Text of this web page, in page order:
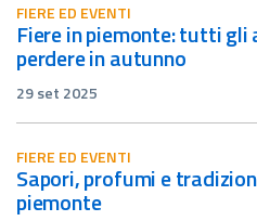
FIERE ED EVENTI
fiere in piemonte: tutti gli appuntamenti da non
perdere in autunno
29 set 2025
FIERE ED EVENTI
sapori, profumi e tradizioni: un’estate di fiere in
piemonte